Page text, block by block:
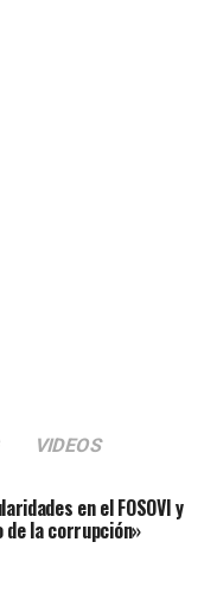
VIDEOS
en el FOSOVI y
la corrupción»